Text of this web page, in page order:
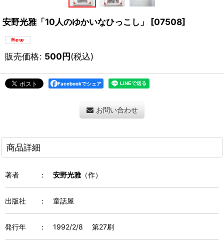
安野光雅「10人のゆかいなひっこし」 [07508]
販売価格: 500円(税込)
Facebookでシェア
お問い合わせ
商品詳細
著者 ： 安野光雅（作）
出版社 ： 童話屋
発行年 ： 1992/2/8 第27刷